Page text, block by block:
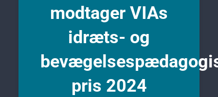
modtager VIAs
idræts- og
pris 2024